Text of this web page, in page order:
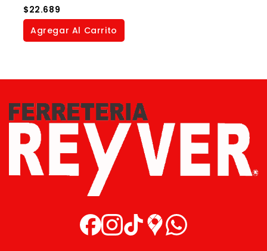
0
out
of
$22.689
Agregar Al Carrito